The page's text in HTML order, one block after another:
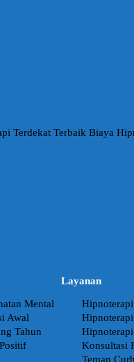
Mental
Awal
Tahun
Layanan
Konsultasi
Teman